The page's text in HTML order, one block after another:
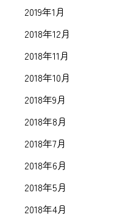
2019年1月
2018年12月
2018年11月
2018年10月
2018年9月
2018年8月
2018年7月
2018年6月
2018年5月
2018年4月